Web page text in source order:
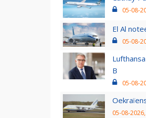
05-08-
El Al
05-08-
B
05-08-
05-08-